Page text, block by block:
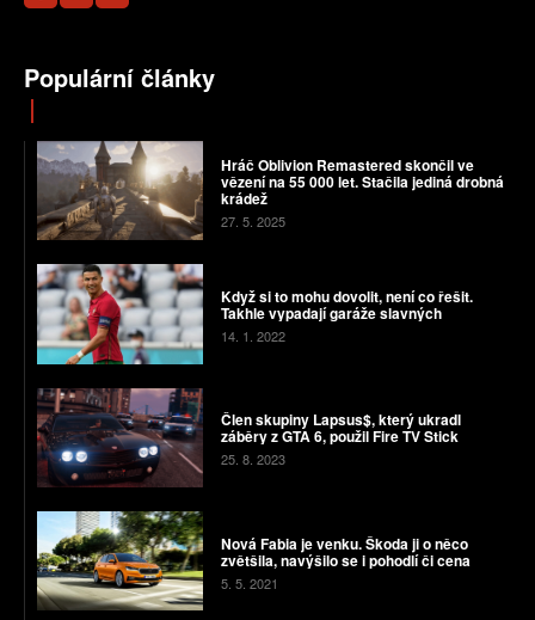
Populární články
Hráč Oblivion Remastered skončil ve
vězení na 55 000 let. Stačila jediná drobná
krádež
27. 5. 2025
Když si to mohu dovolit, není co řešit.
Takhle vypadají garáže slavných
14. 1. 2022
Člen skupiny Lapsus$, který ukradl
záběry z GTA 6, použil Fire TV Stick
25. 8. 2023
Nová Fabia je venku. Škoda ji o něco
zvětšila, navýšilo se i pohodlí či cena
5. 5. 2021